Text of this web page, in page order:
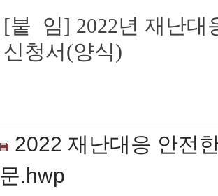
[붙 임] 2022년 재난대
신청서(양식)
2022 재난대응 안전
문.hwp